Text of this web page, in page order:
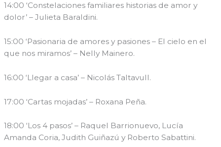
14:00 ‘Constelaciones familiares historias de amor y
dolor’ – Julieta Baraldini.
15:00 ‘Pasionaria de amores y pasiones – El cielo en el
que nos miramos’ – Nelly Mainero.
16:00 ‘Llegar a casa’ – Nicolás Taltavull.
17:00 ‘Cartas mojadas’ – Roxana Peña.
18:00 ‘Los 4 pasos’ – Raquel Barrionuevo, Lucía
Amanda Coria, Judith Guiñazú y Roberto Sabattini.